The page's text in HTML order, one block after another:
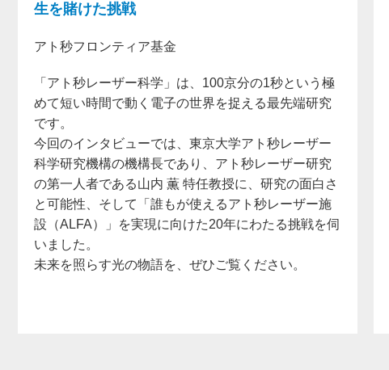
生を賭けた挑戦
アト秒フロンティア基金
「アト秒レーザー科学」は、100京分の1秒という極
めて短い時間で動く電子の世界を捉える最先端研究
です。
今回のインタビューでは、東京大学アト秒レーザー
科学研究機構の機構長であり、アト秒レーザー研究
の第一人者である山内 薫 特任教授に、研究の面白さ
と可能性、そして「誰もが使えるアト秒レーザー施
設（ALFA）」を実現に向けた20年にわたる挑戦を伺
いました。
未来を照らす光の物語を、ぜひご覧ください。